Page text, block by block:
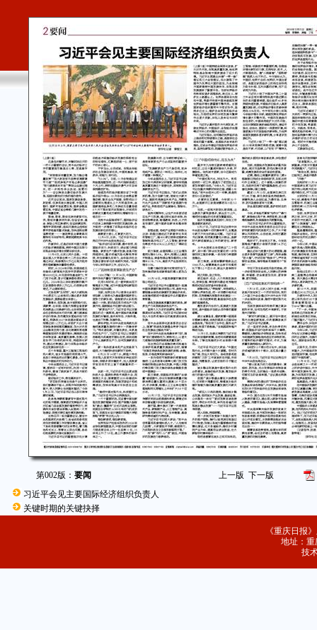
第002版：要闻 上一版 下一版
习近平会见主要国际经济组织负责人
关键时期的关键抉择
《重庆日报
地址：重
技